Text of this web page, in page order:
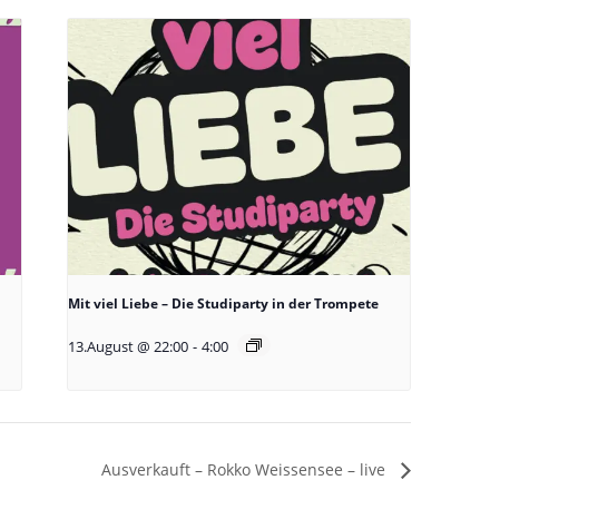
Mit viel Liebe – Die Studiparty in der Trompete
13.August @ 22:00 - 4:00
Ausverkauft – Rokko Weissensee – live